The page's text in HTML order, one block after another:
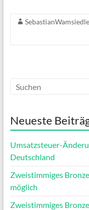
Neueste
Umsatzsteuer-
Deutschland
Zweistimmiges
möglich
Zweistimmiges